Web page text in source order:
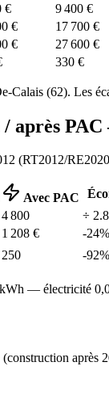
€ 9 400 €
€ 17 700 €
€ 27 600 €
330 €
Calais (62). Les
/ après
(RT2012/
Avec PAC
4 800 ÷ 2.8
1 208 € -24%
250 -92%
— électricité
(construction après